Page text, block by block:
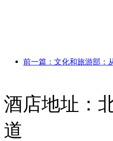
酒店地址：
道